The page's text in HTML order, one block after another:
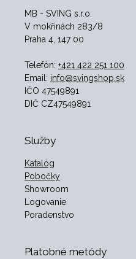
MB - SVING s.r.o.
V mokřinách 283/8
Praha 4, 147 00
Telefón: +421 422 251 100
Email: info@svingshop.sk
IČO 47549891
DIČ CZ47549891
Služby
Katalóg
Pobočky
Showroom
Logovanie
Poradenstvo
Platobné metódy